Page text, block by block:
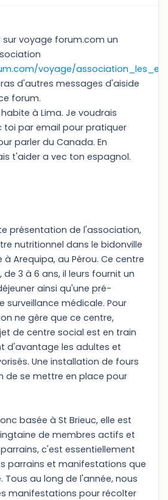
sur voyage forum.com un
voyage/
d'autres messages d'aiside
forum.
à Lima. Je voudrais
toi par email pour pratiquer
parler du Canada. En
t'aider a vec ton espagnol.
présentation de l'association,
nutritionnel dans le bidonville
à Arequipa, au Pérou. Ce centre
3 à 6 ans, il leurs fournit un
ainsi qu'une pré-
surveillance médicale. Pour
ne gère que ce centre,
de centre social est en train
d'avantage les adultes et
Une installation de fours
de se mettre en place pour
basée à St Brieuc, elle est
de membres actifs et
c'est essentiellement
parrains et manifestations que
Tous au long de l'année, nous
manifestations pour récolter